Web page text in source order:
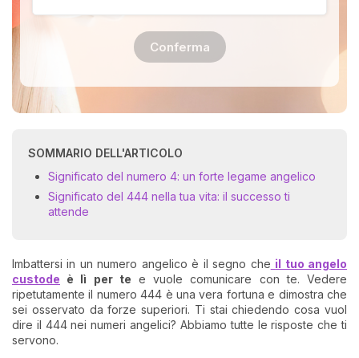
Conferma
SOMMARIO DELL'ARTICOLO
Significato del numero 4: un forte legame angelico
Significato del 444 nella tua vita: il successo ti
attende
Imbattersi in un numero angelico è il segno che il tuo angelo
custode è lì per te e vuole comunicare con te. Vedere
ripetutamente il numero 444 è una vera fortuna e dimostra che
sei osservato da forze superiori. Ti stai chiedendo cosa vuol
dire il 444 nei numeri angelici? Abbiamo tutte le risposte che ti
servono.